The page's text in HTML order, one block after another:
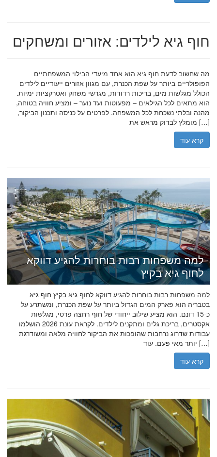
חוף גיא לילדים: אזורים ומשחקים
מה שחשוב לדעת חוף גיא הוא אחד מיעדי הבילוי המשפחתיים
הפופולריים ביותר על שפת הכנרת, עם מגוון אזורים ייעודיים לילדים
הכולל מגלשות מים, בריכות רדודות, מגרשי משחק ואטרקציות ימיות.
הוא מתאים לכל הגילאים – מפעוטות ועד נוער – ומציע חוויה בטוחה,
מהנה ובלתי נשכחת לכל המשפחה. לפרטים על כניסה ותכנון הביקור,
מומלץ לבדוק מראש את […]
קרא עוד
למה משפחות רבות בוחרות להגיע דווקא
לחוף גיא בקיץ
למה משפחות רבות בוחרות להגיע דווקא לחוף גיא בקיץ חוף גיא
בטבריה הוא פארק המים הגדול ביותר על שפת הכנרת, ומשתרע על
כ-15 דונם. הוא מציע שילוב ייחודי של חוף רחצה פרטי, מגלשות
אקסטרים, בריכת גלים ומתקנים לילדים. לקראת עונת 2026 הושלמו
עבודות שדרוג נרחבות שהופכות את הביקור לחוויה מלאה ומשודרגת
יותר מאי פעם. עוד […]
קרא עוד